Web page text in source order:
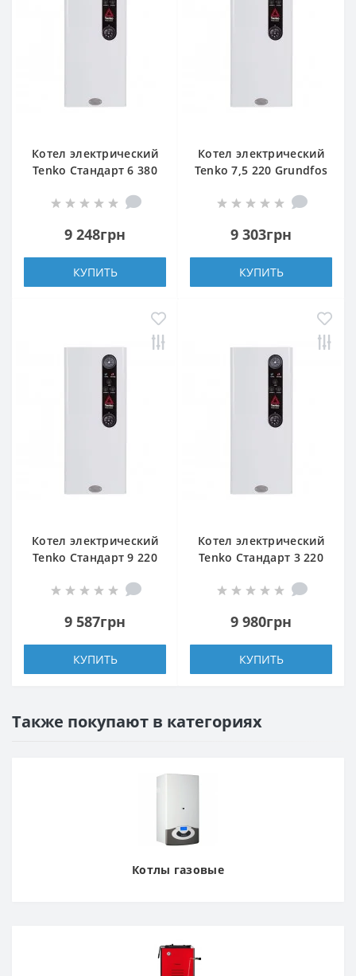
Котел электрический
Tenko Стандарт 6 380
9 248грн
КУПИТЬ
Котел электрический
Tenko 7,5 220 Grundfos
9 303грн
КУПИТЬ
Котел электрический
Tenko Стандарт 9 220
9 587грн
КУПИТЬ
Котел электрический
Tenko Стандарт 3 220
9 980грн
КУПИТЬ
Также покупают в категориях
Котлы газовые